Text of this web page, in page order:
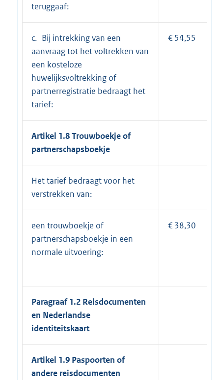
teruggaaf:
c. Bij intrekking van een
aanvraag tot het voltrekken van
een kosteloze
huwelijksvoltrekking of
partnerregistratie bedraagt het
tarief:
€ 54,55
Artikel 1.8 Trouwboekje of
partnerschapsboekje
Het tarief bedraagt voor het
verstrekken van:
een trouwboekje of
partnerschapsboekje in een
normale uitvoering:
€ 38,30
Paragraaf 1.2 Reisdocumenten
en Nederlandse
identiteitskaart
Artikel 1.9 Paspoorten of
andere reisdocumenten